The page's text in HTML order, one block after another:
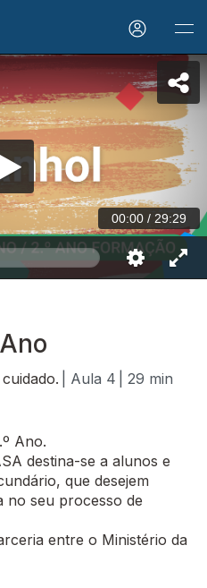
00:00 / 29:29
| Aula 4
| 29 min
Ano.
destina-se a alunos e
que desejem
no seu processo de
entre o Ministério da